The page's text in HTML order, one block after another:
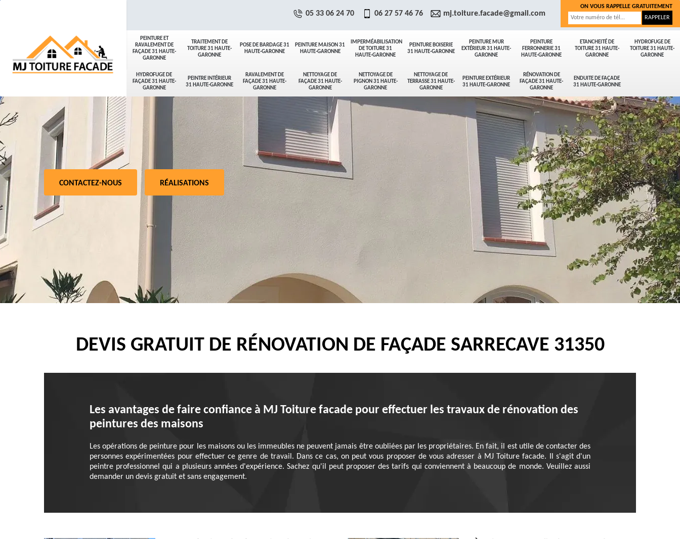
PEINTURE ET
RAVALEMENT DE
FAÇADE 31 HAUTE-
GARONNE
TRAITEMENT DE
TOITURE 31 HAUTE-
GARONNE
POSE DE BARDAGE 31
HAUTE-GARONNE
PEINTURE MAISON 31
HAUTE-GARONNE
IMPERMÉABILISATION
DE TOITURE 31
HAUTE-GARONNE
PEINTURE BOISERIE
31 HAUTE-GARONNE
PEINTURE MUR
EXTÉRIEUR 31 HAUTE-
GARONNE
PEINTURE
FERRONNERIE 31
HAUTE-GARONNE
ETANCHEITÉ DE
TOITURE 31 HAUTE-
GARONNE
HYDROFUGE DE
TOITURE 31 HAUTE-
GARONNE
HYDROFUGE DE
FAÇADE 31 HAUTE-
GARONNE
PEINTRE INTÉRIEUR
31 HAUTE-GARONNE
RAVALEMENT DE
FAÇADE 31 HAUTE-
GARONNE
NETTOYAGE DE
FAÇADE 31 HAUTE-
GARONNE
NETTOYAGE DE
PIGNON 31 HAUTE-
GARONNE
NETTOYAGE DE
TERRASSE 31 HAUTE-
GARONNE
PEINTURE EXTÉRIEUR
31 HAUTE-GARONNE
RÉNOVATION DE
FAÇADE 31 HAUTE-
GARONNE
ENDUITE DE FAÇADE
31 HAUTE-GARONNE
05 33 06 24 70 06 27 57 46 76 mj.toiture.facade@gmail.com
ON VOUS RAPPELLE GRATUITEMENT
CONTACTEZ-NOUS RÉALISATIONS
DEVIS GRATUIT DE RÉNOVATION DE FAÇADE SARRECAVE 31350
Les avantages de faire confiance à MJ Toiture facade pour effectuer les travaux de rénovation des
peintures des maisons
Les opérations de peinture pour les maisons ou les immeubles ne peuvent jamais être oubliées par les propriétaires. En fait, il est utile de contacter des
personnes expérimentées pour effectuer ce genre de travail. Dans ce cas, on peut vous proposer de vous adresser à MJ Toiture facade. Il s'agit d'un
peintre professionnel qui a plusieurs années d'expérience. Sachez qu'il peut proposer des tarifs qui conviennent à beaucoup de monde. Veuillez aussi
demander un devis gratuit et sans engagement.